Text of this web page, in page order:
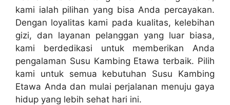
kami ialah pilihan yang bisa Anda percayakan.
Dengan loyalitas kami pada kualitas, kelebihan
gizi, dan layanan pelanggan yang luar biasa,
kami berdedikasi untuk memberikan Anda
pengalaman Susu Kambing Etawa terbaik. Pilih
kami untuk semua kebutuhan Susu Kambing
Etawa Anda dan mulai perjalanan menuju gaya
hidup yang lebih sehat hari ini.